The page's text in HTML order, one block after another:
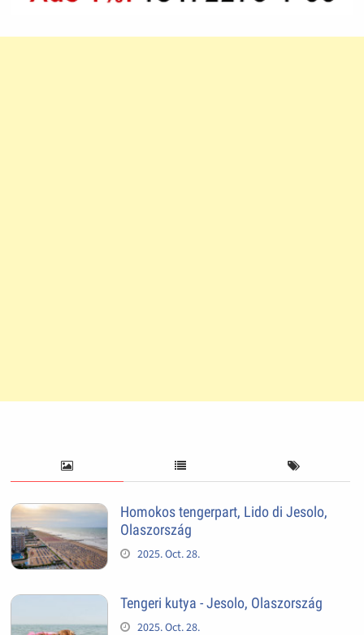
Homokos tengerpart, Lido di Jesolo,
Olaszország
2025. Oct. 28.
Tengeri kutya - Jesolo, Olaszország
2025. Oct. 28.